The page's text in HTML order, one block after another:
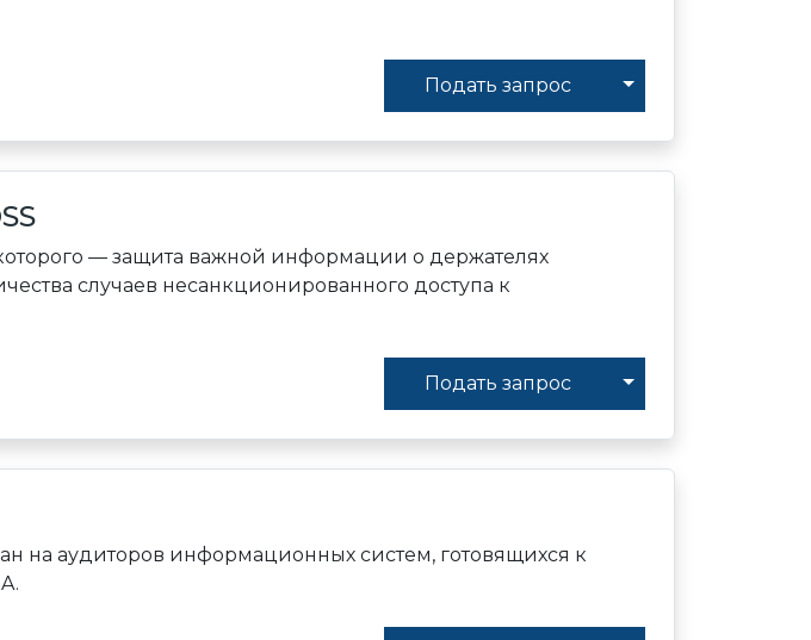
Подать запрос Toggle Dropdown
— защита важной информации о держателях
случаев несанкционированного доступа к
Подать запрос Toggle Dropdown
на аудиторов информационных систем, готовящихся к